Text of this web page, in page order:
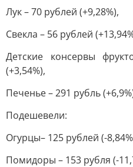
Лук – 70 рублей (+9,28%),
Свекла – 56 рублей
Детские консервы
(+3,54%),
Печенье – 291 рубль
Подешевели:
Огурцы– 125 рублей (-
Помидоры – 153 рубля (-